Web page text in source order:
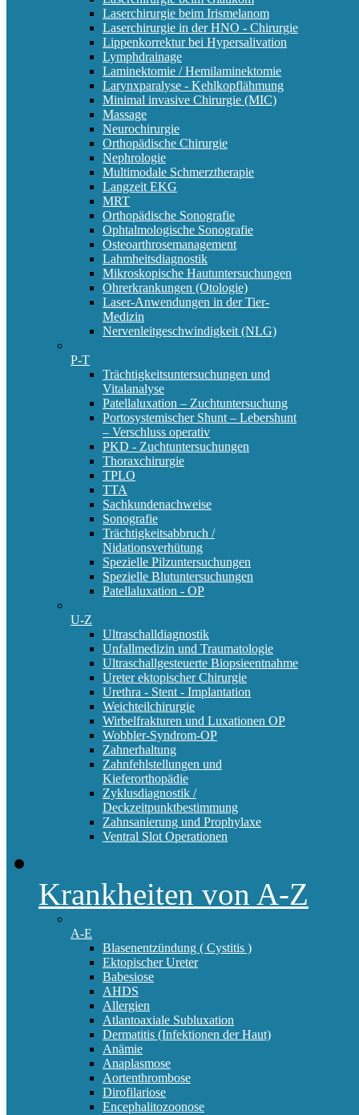
Laserchirurgie beim Irismelanom
Laserchirurgie in der HNO - Chirurgie
Lippenkorrektur bei Hypersalivation
Lymphdrainage
Laminektomie / Hemilaminektomie
Larynxparalyse - Kehlkopflähmung
Minimal invasive Chirurgie (MIC)
Massage
Neurochirurgie
Orthopädische Chirurgie
Nephrologie
Multimodale Schmerztherapie
Langzeit EKG
MRT
Orthopädische Sonografie
Ophtalmologische Sonografie
Osteoarthrosemanagement
Lahmheitsdiagnostik
Mikroskopische Hautuntersuchungen
Ohrerkrankungen (Otologie)
Laser-Anwendungen in der Tier-
Medizin
Nervenleitgeschwindigkeit (NLG)
P-T
Trächtigkeitsuntersuchungen und
Vitalanalyse
Patellaluxation – Zuchtuntersuchung
Portosystemischer Shunt – Lebershunt
– Verschluss operativ
PKD - Zuchtuntersuchungen
Thoraxchirurgie
TPLO
TTA
Sachkundenachweise
Sonografie
Trächtigkeitsabbruch /
Nidationsverhütung
Spezielle Pilzuntersuchungen
Spezielle Blutuntersuchungen
Patellaluxation - OP
U-Z
Ultraschalldiagnostik
Unfallmedizin und Traumatologie
Ultraschallgesteuerte Biopsieentnahme
Ureter ektopischer Chirurgie
Urethra - Stent - Implantation
Weichteilchirurgie
Wirbelfrakturen und Luxationen OP
Wobbler-Syndrom-OP
Zahnerhaltung
Zahnfehlstellungen und
Kieferorthopädie
Zyklusdiagnostik /
Deckzeitpunktbestimmung
Zahnsanierung und Prophylaxe
Ventral Slot Operationen
Krankheiten von A-Z
A-E
Blasenentzündung ( Cystitis )
Ektopischer Ureter
Babesiose
AHDS
Allergien
Atlantoaxiale Subluxation
Dermatitis (Infektionen der Haut)
Anämie
Anaplasmose
Aortenthrombose
Dirofilariose
Encephalitozoonose